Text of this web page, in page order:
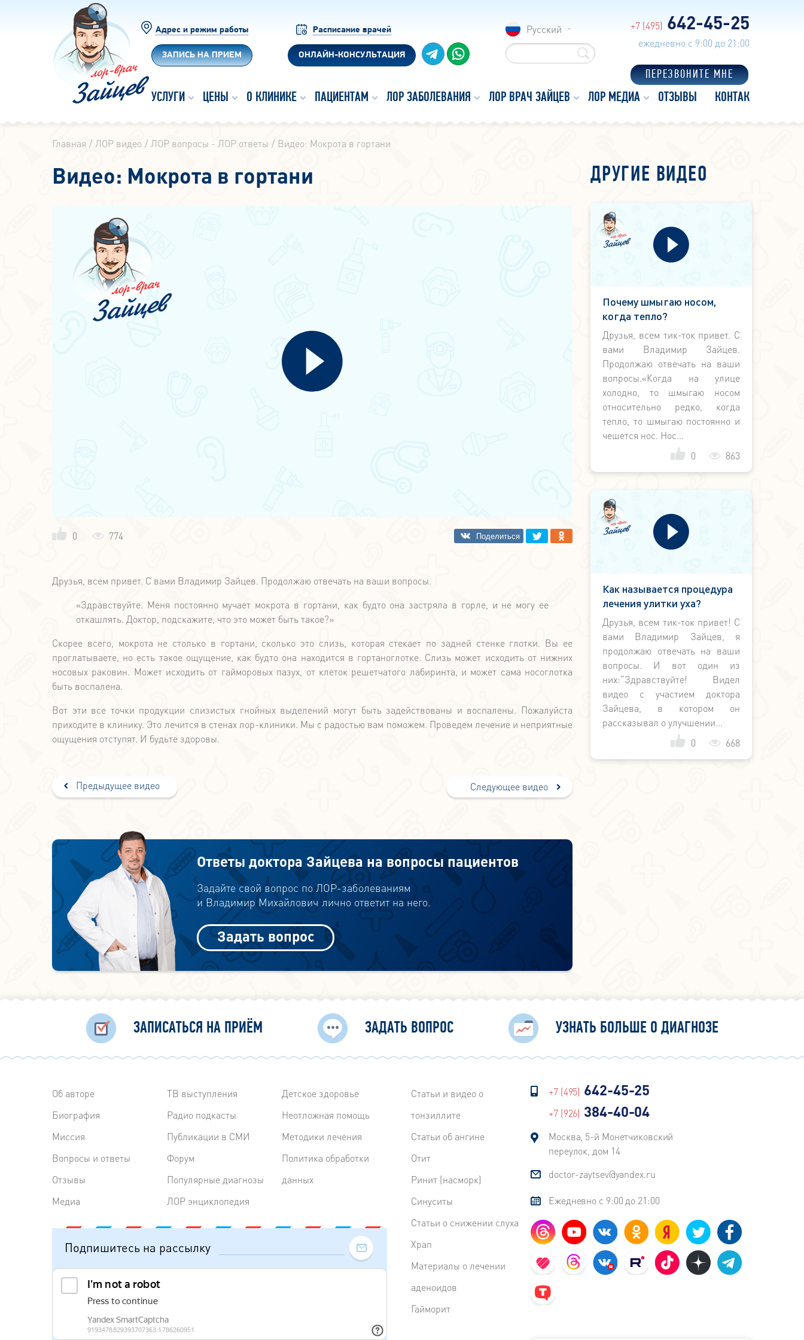
Адрес и режим работы
ЗАПИСЬ НА ПРИЕМ
Расписание врачей
ОНЛАЙН-КОНСУЛЬТАЦИЯ
Русский +7 (495) 642-45-25
ежедневно с 9:00 до 21:00
ПЕРЕЗВОНИТЕ МНЕ
УСЛУГИ ЦЕНЫ О КЛИНИКЕ ПАЦИЕНТАМ ЛОР ЗАБОЛЕВАНИЯ ЛОР ВРАЧ ЗАЙЦЕВ ЛОР МЕДИА ОТЗЫВЫ КОНТАКТЫ
Главная ЛОР видео ЛОР вопросы - ЛОР ответы Видео: Мокрота в гортани
Видео: Мокрота в гортани
0 774
Друзья, всем привет. С вами Владимир Зайцев. Продолжаю отвечать на ваши вопросы.
«Здравствуйте. Меня постоянно мучает мокрота в гортани, как будто она застряла в горле, и не могу ее
откашлять. Доктор, подскажите, что это может быть такое?»
Скорее всего, мокрота не столько в гортани, сколько это слизь, которая стекает по задней стенке глотки. Вы ее
проглатываете, но есть такое ощущение, как будто она находится в гортаноглотке. Слизь может исходить от нижних
носовых раковин. Может исходить от гайморовых пазух, от клеток решетчатого лабиринта, и может сама носоглотка
быть воспалена.
Вот эти все точки продукции слизистых гнойных выделений могут быть задействованы и воспалены. Пожалуйста
приходите в клинику. Это лечится в стенах лор-клиники. Мы с радостью вам поможем. Проведем лечение и неприятные
ощущения отступят. И будьте здоровы.
Предыдущее видео Следующее видео
Ответы доктора Зайцева на вопросы пациентов
Задайте свой вопрос по ЛОР-заболеваниям
и Владимир Михайлович лично ответит на него.
Задать вопрос
ДРУГИЕ ВИДЕО
Почему шмыгаю носом,
когда тепло?
Друзья, всем тик-ток привет. С
вами Владимир Зайцев.
Продолжаю отвечать на ваши
вопросы.«Когда на улице
холодно, то шмыгаю носом
относительно редко, когда
тепло, то шмыгаю постоянно и
чешется нос. Нос...
0
863
Как называется процедура
лечения улитки уха?
Друзья, всем тик-ток привет! С
вами Владимир Зайцев, я
продолжаю отвечать на ваши
вопросы. И вот один из
них:“Здравствуйте! Видел
видео с участием доктора
Зайцева, в котором он
рассказывал о улучшении...
0
668
ЗАПИСАТЬСЯ НА ПРИЁМ ЗАДАТЬ ВОПРОС УЗНАТЬ БОЛЬШЕ О ДИАГНОЗЕ
Об авторе
Биография
Миссия
Вопросы и ответы
Отзывы
Медиа
ТВ выступления
Радиo подкасты
Публикации в СМИ
Форум
Популярные диагнозы
ЛОР энциклопедия
Детское здоровье
Неотложная помощь
Методики лечения
Политика обработки
данных
Подпишитесь на рассылку
Статьи и видео о
тонзиллите
Статьи об ангине
Отит
Ринит (насморк)
Синуситы
Статьи о снижении слуха
Храп
Материалы о лечении
аденоидов
Гайморит
+7 (495) 642-45-25
+7 (926) 384-40-04
Москва, 5-й Монетчиковский
переулок, дом 14
doctor-zaytsev@yandex.ru
Ежедневно с 9:00 до 21:00